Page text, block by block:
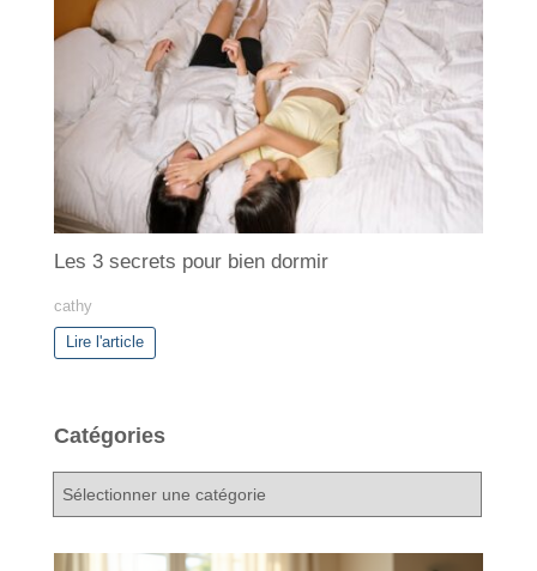
Les 3 secrets pour bien dormir
cathy
Lire l'article
Catégories
t